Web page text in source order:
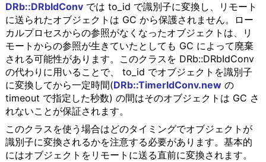
DRb::DRbIdConvでは to_id で識別子に変換し、リモート
に送られたオブジェクトは GC から保護されません。ロー
カルプロセスからの参照がなくなったオブジェクトは、リ
モートからの参照が生きていたとしても GC によって廃棄
される可能性があります。このクラスを DRb::DRbIdConv
の代わりに用いることで、 to_id でオブジェクトを識別子
に変換してから一定時間(DRb::TimerIdConv.newの
timeout で指定した秒数) の間はそのオブジェクトは GC さ
れないことが保証されます。
このクラスを使う場合はどのタイミングでオブジェクトが
識別子に変換されるかを注意する必要があります。基本的
にはオブジェクトをリモートに送る直前に変換されます。